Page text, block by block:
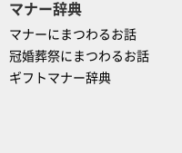
マナー辞典
マナーにまつわるお話
冠婚葬祭にまつわるお話
ギフトマナー辞典